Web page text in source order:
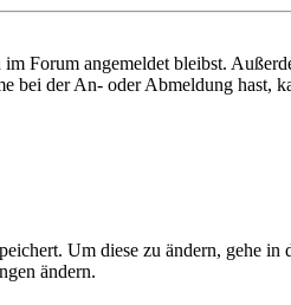
Forum angemeldet bleibst.
bei der An- oder Abmeldung hast,
Um diese zu ändern, gehe
ändern.